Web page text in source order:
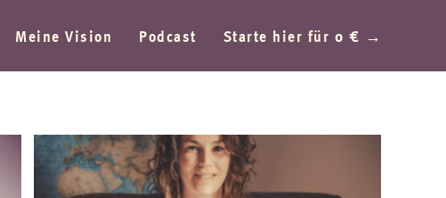
Meine Vision Podcast Starte hier für 0 € →